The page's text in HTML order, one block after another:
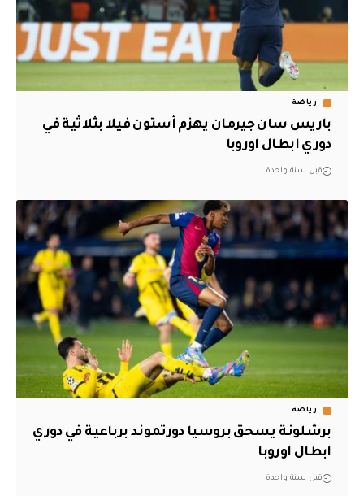
رياضة
باريس سان جيرمان يهزم أستون فيلا بثلاثية في
دوري ابطال اوروبا
قبل سنة واحدة
رياضة
برشلونة يسحق بروسيا دورتموند برباعية في دوري
ابطال اوروبا
قبل سنة واحدة